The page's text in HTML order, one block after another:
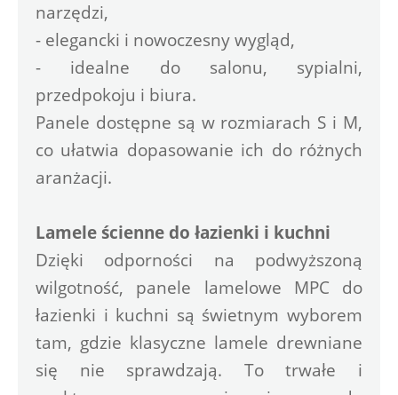
narzędzi,
- elegancki i nowoczesny wygląd,
- idealne do salonu, sypialni,
przedpokoju i biura.
Panele dostępne są w rozmiarach S i M,
co ułatwia dopasowanie ich do różnych
aranżacji.
Lamele ścienne do łazienki i kuchni
Dzięki odporności na podwyższoną
wilgotność, panele lamelowe MPC do
łazienki i kuchni są świetnym wyborem
tam, gdzie klasyczne lamele drewniane
się nie sprawdzają. To trwałe i